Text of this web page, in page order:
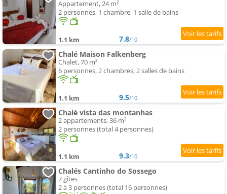
Appartement, 24 m²
2 personnes, 1 chambre, 1 salle de bains
1.1 km 7.8/10
Chalé Maison Falkenberg
Chalet, 70 m²
6 personnes, 2 chambres, 2 salles de bains
1.1 km 9.5/10
Chalé vista das montanhas
2 appartements, 36 m²
2 personnes (total 4 personnes)
1.1 km 9.3/10
Chalés Cantinho do Sossego
7 gîtes
2 à 3 personnes (total 16 personnes)